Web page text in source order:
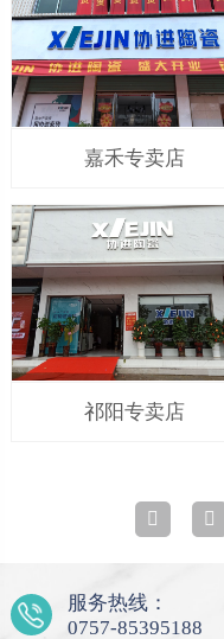
嘉禾专卖店
祁阳专卖店
服务热线：
0757-85395188